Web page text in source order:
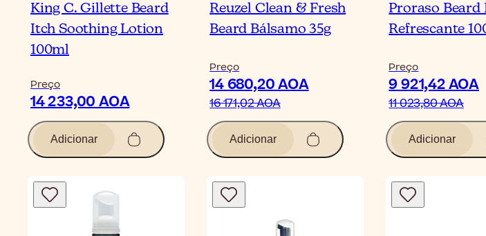
King C. Gillette Beard
Itch Soothing Lotion
100ml
Preço
14 233,00 AOA
Adicionar
Reuzel Clean & Fresh
Beard Bálsamo 35g
Preço
14 680,20 AOA
16 171,02 AOA
Adicionar
Proraso Beard
Refrescante
Preço
9 921,42 AOA
11 023,80 AOA
Adicionar